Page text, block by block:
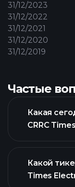
31/12/2023
31/12/2022
31/12/2021
31/12/2020
31/12/2019
Частые
Какая
CRRC
Какой
Times